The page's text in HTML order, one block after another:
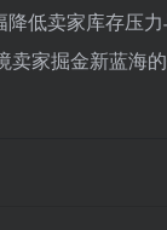
低卖家库存压
家掘金新蓝海的